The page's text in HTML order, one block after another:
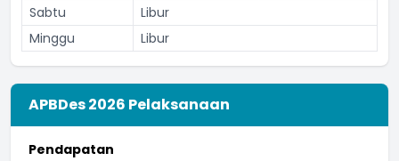
Sabtu
Libur
Minggu
Libur
APBDes 2026 Pelaksanaan
Pendapatan